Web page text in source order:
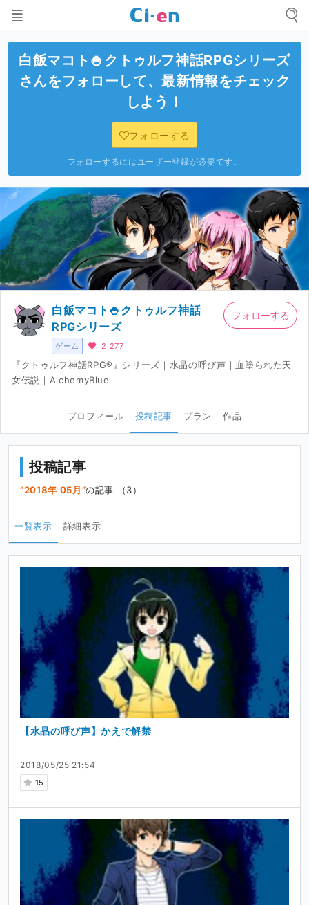
白飯マコト🍚クトゥルフ神話RPGシリーズ
さんをフォローして、最新情報をチェック
しよう！
フォローする
フォローするにはユーザー登録が必要です。
ゲーム
白飯マコト🍚クトゥルフ神話
RPGシリーズ
2,277
『クトゥルフ神話RPG®』シリーズ｜水晶の呼び声｜血塗られた天
女伝説｜AlchemyBlue
フォローする
プロフィール 投稿記事 プラン 作品
投稿記事
2018年 05月 の記事 （3）
一覧表示 詳細表示
2018/05/25 21:54
15
【水晶の呼び声】かえで解禁